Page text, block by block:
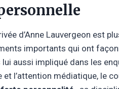
d’Anne Lauvergeon est
importants qui ont
aussi impliqué dans les
et l’attention médiatique, le